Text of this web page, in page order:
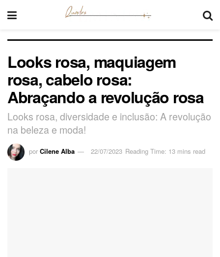
Looks rosa, maquiagem
rosa, cabelo rosa:
Abraçando a revolução rosa
Looks rosa, diversidade e inclusão: A revolução
na beleza e moda!
por Cilene Alba 22/07/2023 Reading Time: 13 mins read